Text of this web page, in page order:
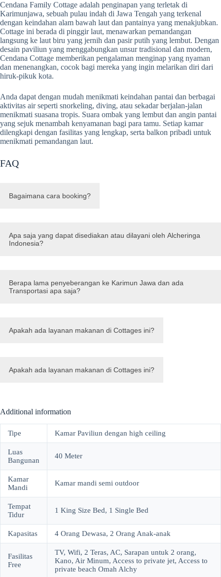
Cendana Family Cottage adalah penginapan yang terletak di
Karimunjawa, sebuah pulau indah di Jawa Tengah yang terkenal
dengan keindahan alam bawah laut dan pantainya yang menakjubkan.
Cottage ini berada di pinggir laut, menawarkan pemandangan
langsung ke laut biru yang jernih dan pasir putih yang lembut. Dengan
desain paviliun yang menggabungkan unsur tradisional dan modern,
Cendana Cottage memberikan pengalaman menginap yang nyaman
dan menenangkan, cocok bagi mereka yang ingin melarikan diri dari
hiruk-pikuk kota.
Anda dapat dengan mudah menikmati keindahan pantai dan berbagai
aktivitas air seperti snorkeling, diving, atau sekadar berjalan-jalan
menikmati suasana tropis. Suara ombak yang lembut dan angin pantai
yang sejuk menambah kenyamanan bagi para tamu. Setiap kamar
dilengkapi dengan fasilitas yang lengkap, serta balkon pribadi untuk
menikmati pemandangan laut.
FAQ
Bagaimana cara booking?
Apa saja yang dapat disediakan atau dilayani oleh Alcheringa
Indonesia?
Berapa lama penyeberangan ke Karimun Jawa dan ada
Transportasi apa saja?
Apakah ada layanan makanan di Cottages ini?
Apakah ada layanan makanan di Cottages ini?
Additional information
Tipe Kamar Paviliun dengan high ceiling
Luas
Bangunan
40 Meter
Kamar
Mandi
Kamar mandi semi outdoor
Tempat
Tidur
1 King Size Bed, 1 Single Bed
Kapasitas 4 Orang Dewasa, 2 Orang Anak-anak
Fasilitas
Free
TV, Wifi, 2 Teras, AC, Sarapan untuk 2 orang,
Kano, Air Minum, Access to private jet, Access to
private beach Omah Alchy